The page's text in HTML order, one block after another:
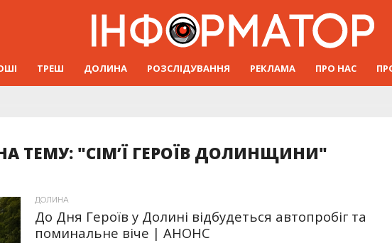
ТРЕШ ДОЛИНА РОЗСЛІДУВАННЯ РЕКЛАМА ПРО НАС
ТЕМУ: "СІМ’Ї ГЕРОЇВ ДОЛИНЩИНИ"
ДОЛИНА
До Дня Героїв у Долині відбудеться автопробіг та
поминальне віче | АНОНС